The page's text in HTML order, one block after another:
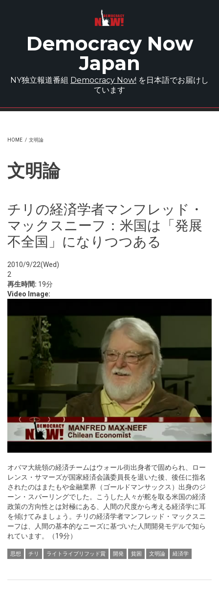
Democracy Now
Japan
NY独立報道番組 Democracy Now! を日本語でお届けし
ています
HOME / 文明論
文明論
チリの経済学者マンフレッド・
マックスニーフ：米国は「発展
不全国」になりつつある
2010/9/22(Wed)
2
再生時間: 19分
Video Image:
オバマ大統領の経済チームはウォール街出身者で固められ、ロー
レンス・サマーズが国家経済会議委員長を退いた後、後任に指名
されたのはまたもや金融業界（ゴールドマンサックス）出身のジ
ーン・スパーリングでした。こうした人々が舵を取る米国の経済
政策の方向性とは対極にある、人間の尺度から考える経済学に耳
を傾けてみましょう。チリの経済学者マンフレッド・マックスニ
ーフは、人間の基本的なニーズに基づいた人間開発モデルで知ら
れています。（19分）
思想 チリ ライトライブリフッド賞 開発 貧困 文明論 経済学